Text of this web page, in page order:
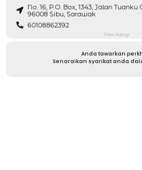
No. 16, P.O. Box, 1343, Jalan
96008 Sibu, Sarawak
60108862392
Free listing
Anda tawarkan
Senaraikan syarikat anda